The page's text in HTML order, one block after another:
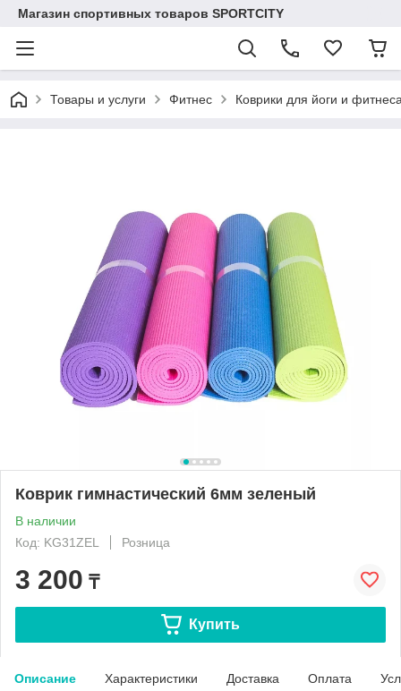
Магазин спортивных товаров SPORTCITY
Товары и услуги Фитнес Коврики для йоги и
Коврик гимнастический 6мм зеленый
В наличии
Код: KG31ZEL
Розница
3 200 ₸
Купить
Описание Характеристики Доставка Оплата